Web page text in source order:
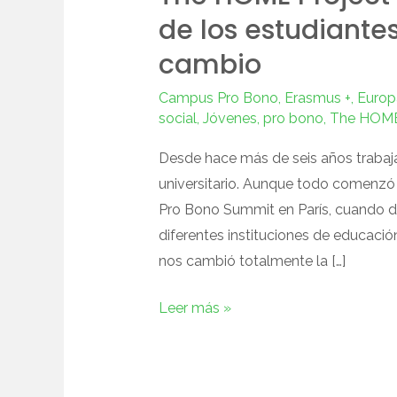
de los
cambio
Campus Pro Bono Erasmus +
social Jóvenes pro bono The
Desde hace más de seis años
universitario. Aunque todo
Pro Bono Summit en París, cuando
diferentes instituciones de
nos cambió totalmente la […]
Leer más »